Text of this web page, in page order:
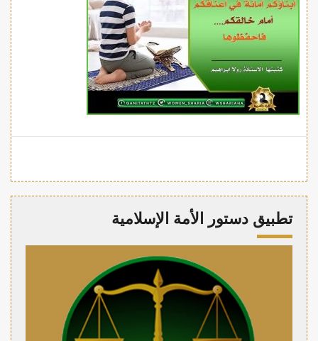
تطبيق دستور الأمة الإسلامية